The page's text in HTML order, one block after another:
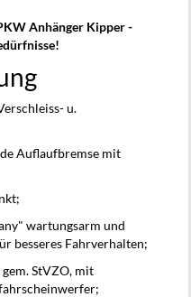
Anhänger Kipper -
u.
Auflaufbremse mit
wartungsarm und
besseres Fahrverhalten;
StVZO, mit